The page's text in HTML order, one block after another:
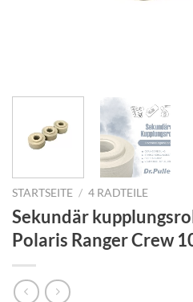
STARTSEITE / 4 RADTEILE
Sekundär
Polaris Ranger Crew